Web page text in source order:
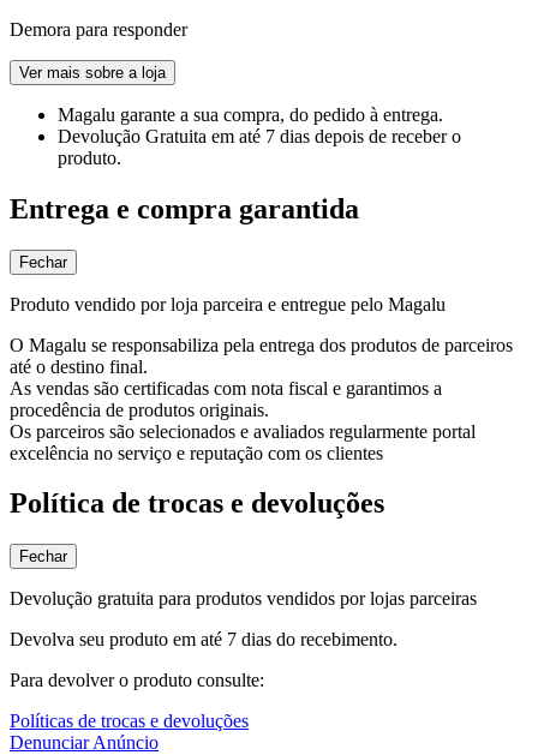
Demora para responder
Ver mais sobre a loja
Magalu garante a sua compra, do pedido à entrega.
Devolução Gratuita em até 7 dias depois de receber o
produto.
Entrega e compra garantida
Fechar
Produto vendido por loja parceira e entregue pelo Magalu
O Magalu se responsabiliza pela entrega dos produtos de parceiros
até o destino final.
As vendas são certificadas com nota fiscal e garantimos a
procedência de produtos originais.
Os parceiros são selecionados e avaliados regularmente portal
excelência no serviço e reputação com os clientes
Política de trocas e devoluções
Fechar
Devolução gratuita para produtos vendidos por lojas parceiras
Devolva seu produto em até 7 dias do recebimento.
Para devolver o produto consulte:
Políticas de trocas e devoluções
Denunciar Anúncio